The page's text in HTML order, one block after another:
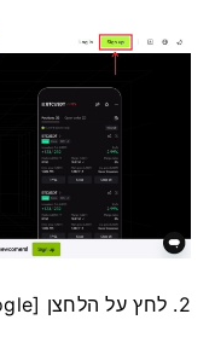
2. לחץ על הלחצן [Google].